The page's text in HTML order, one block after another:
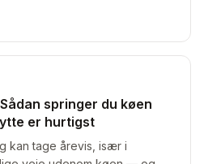
springer du køen
er hurtigst
kan tage årevis, især i